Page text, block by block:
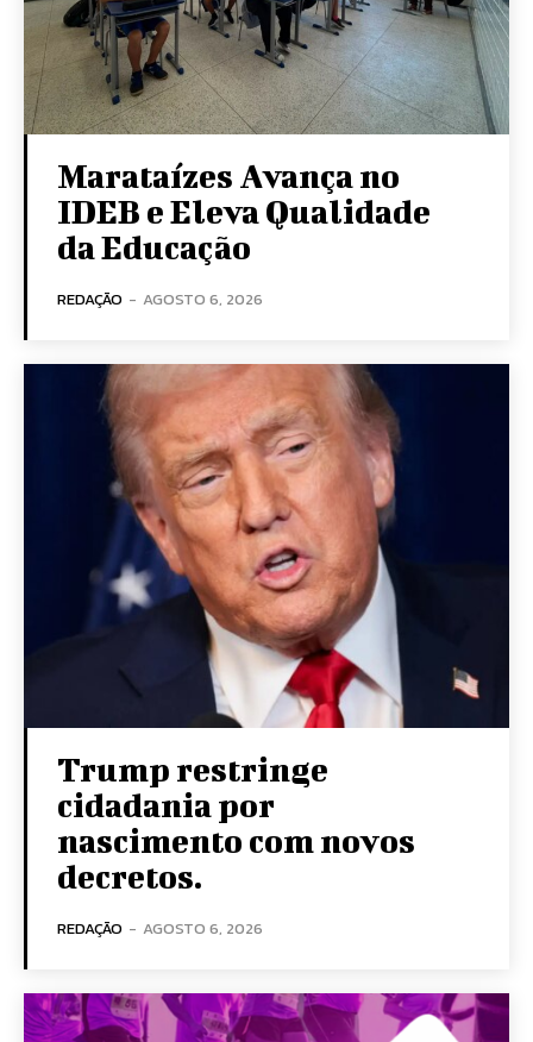
Marataízes Avança no
IDEB e Eleva Qualidade
da Educação
REDAÇÃO - AGOSTO 6, 2026
Trump restringe
cidadania por
nascimento com novos
decretos.
REDAÇÃO - AGOSTO 6, 2026